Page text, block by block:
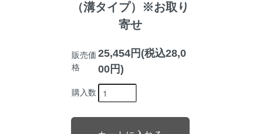
（溝タイプ）※お取り
寄せ
販売価
格
25,454円(税込28,0
00円)
購入数